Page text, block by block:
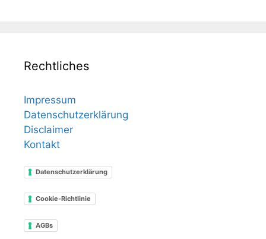
Rechtliches
Impressum
Datenschutzerklärung
Disclaimer
Kontakt
Datenschutzerklärung
Cookie-Richtlinie
AGBs